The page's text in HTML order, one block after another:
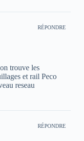
RÉPONDRE
trouve les
et rail Peco
reseau
RÉPONDRE